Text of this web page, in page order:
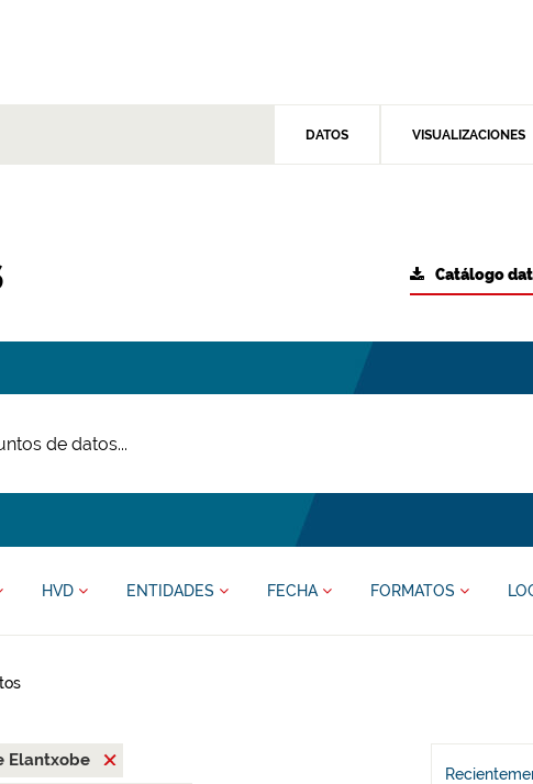
DATOS VISUALIZACIONES
Catálogo
HVD ENTIDADES FECHA FORMATOS
Elantxobe